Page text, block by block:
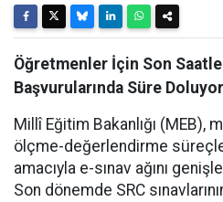
Öğretmenler İçin Son
Başvurularında Süre Doluyor
Millî Eğitim Bakanlığı (MEB),
ölçme-değerlendirme
amacıyla e-sınav ağını
Son dönemde SRC